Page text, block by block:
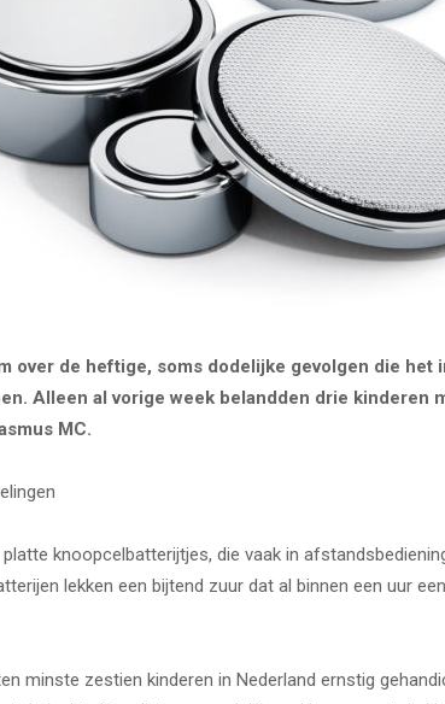
over de heftige, soms dodelijke gevolgen die het
Alleen al vorige week belandden drie kinderen
MC.
knoopcelbatterijtjes, die vaak in
lekken een bijtend zuur dat al binnen een uur
minste zestien kinderen in Nederland ernstig